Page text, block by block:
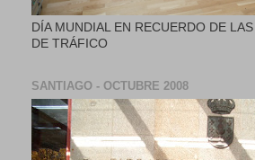
DÍA MUNDIAL EN RECUERDO DE
DE TRÁFICO
SANTIAGO - OCTUBRE 2008